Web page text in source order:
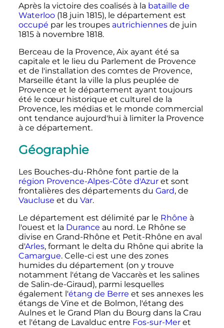
Après la victoire des coalisés à la bataille de
Waterloo(18 juin 1815), le département est
occupé par les troupes autrichiennesde juin
1815 à novembre 1818.
Berceau de la Provence, Aix ayant été sa
capitale et le lieu du Parlement de Provence
et de l'installation des comtes de Provence,
Marseille étant la ville la plus peuplée de
Provence et le département ayant toujours
été le cœur historique et culturel de la
Provence, les médias et le monde commercial
ont tendance aujourd'hui à limiter la Provence
à ce département.
Géographie
Les Bouches-du-Rhône font partie de la
région Provence-Alpes-Côte d'Azuret sont
frontalières des départements du Gard, de
Vaucluse et du Var.
Le département est délimité par le Rhône à
l'ouest et la Durance au nord. Le Rhône se
divise en Grand-Rhône et Petit-Rhône en aval
d'Arles, formant le delta du Rhône qui abrite la
Camargue. Celle-ci est une des zones
humides du département (on y trouve
notamment l'étang de Vaccarès et les salines
de Salin-de-Giraud), parmi lesquelles
également l'étang de Berre et ses annexes les
étangs de Vïne et de Bolmon, l'étang des
Aulnes et le Grand Plan du Bourg dans la Crau
et l'étang de Lavalduc entre Fos-sur-Meret